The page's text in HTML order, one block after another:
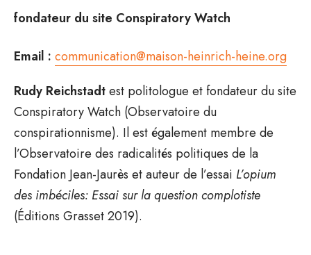
fondateur du site Conspiratory Watch
Email : communication@maison-heinrich-heine.org
Rudy Reichstadtest politologue et fondateur du site
Conspiratory Watch (Observatoire du
conspirationnisme). Il est également membre de
l’Observatoire des radicalités politiques de la
Fondation Jean-Jaurès et auteur de l’essai L’opium
des imbéciles: Essai sur la question complotiste
(Éditions Grasset 2019).